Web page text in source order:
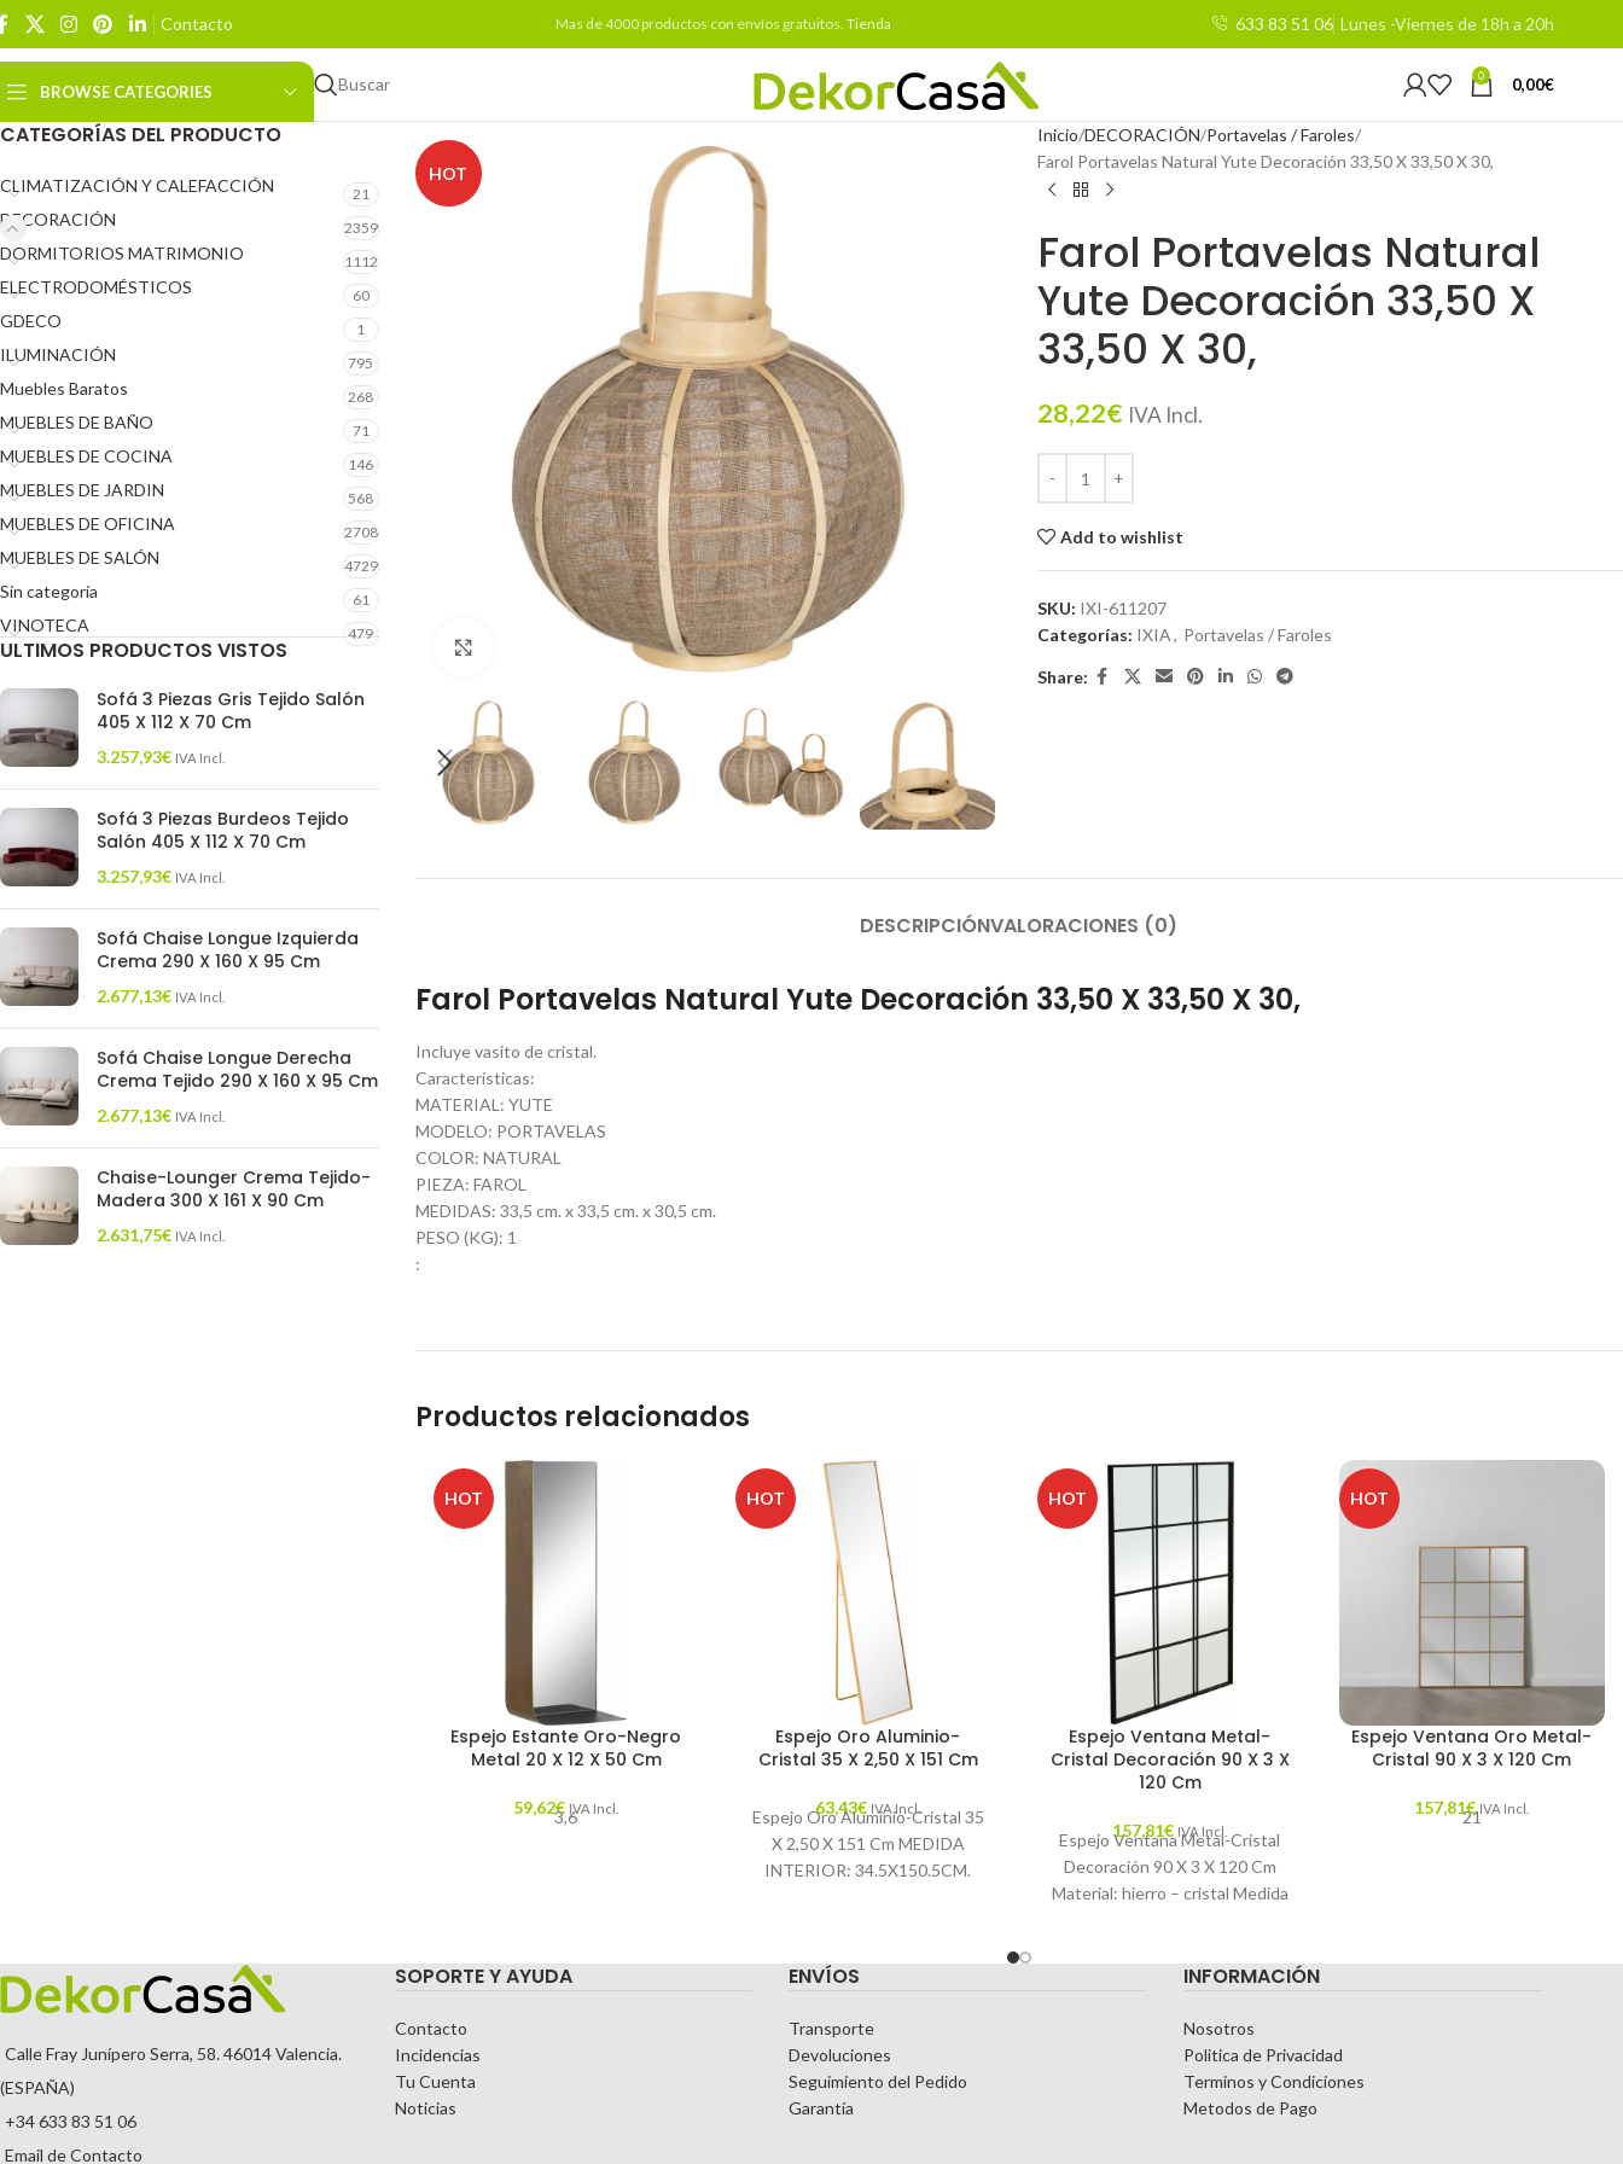
Contacto Mas de 4000 productos con envíos gratuitos. Tienda 633 83 51 06 Lunes -Viernes de 18h a 20h
BROWSE CATEGORIES Buscar 0 0,00€
CATEGORÍAS DEL PRODUCTO
CLIMATIZACIÓN Y CALEFACCIÓN 21
DECORACIÓN 2359
DORMITORIOS MATRIMONIO 1112
ELECTRODOMÉSTICOS 60
GDECO 1
ILUMINACIÓN 795
Muebles Baratos 268
MUEBLES DE BAÑO 71
MUEBLES DE COCINA 146
MUEBLES DE JARDIN 568
MUEBLES DE OFICINA 2708
MUEBLES DE SALÓN 4729
Sin categoría 61
VINOTECA 479
ULTIMOS PRODUCTOS VISTOS
Sofá 3 Piezas Gris Tejido Salón
405 X 112 X 70 Cm
3.257,93€ IVA Incl.
Sofá 3 Piezas Burdeos Tejido
Salón 405 X 112 X 70 Cm
3.257,93€ IVA Incl.
Sofá Chaise Longue Izquierda
Crema 290 X 160 X 95 Cm
2.677,13€ IVA Incl.
Sofá Chaise Longue Derecha
Crema Tejido 290 X 160 X 95 Cm
2.677,13€ IVA Incl.
Chaise-Lounger Crema Tejido-
Madera 300 X 161 X 90 Cm
2.631,75€ IVA Incl.
HOT
Inicio DECORACIÓN Portavelas / Faroles
Farol Portavelas Natural Yute Decoración 33,50 X 33,50 X 30,
Farol Portavelas Natural
Yute Decoración 33,50 X
33,50 X 30,
28,22€ IVA Incl.
Add to wishlist
SKU: IXI-611207
Categorías: IXIA, Portavelas / Faroles
Share:
DESCRIPCIÓNVALORACIONES (0)
Farol Portavelas Natural Yute Decoración 33,50 X 33,50 X 30,
Incluye vasito de cristal.
Características:
MATERIAL: YUTE
MODELO: PORTAVELAS
COLOR: NATURAL
PIEZA: FAROL
MEDIDAS: 33,5 cm. x 33,5 cm. x 30,5 cm.
PESO (KG): 1
:
Productos relacionados
HOT
Espejo Estante Oro-Negro
Metal 20 X 12 X 50 Cm
59,62€ IVA Incl.
3,6
HOT
Espejo Oro Aluminio-
Cristal 35 X 2,50 X 151 Cm
63,43€ IVA Incl.
Espejo Oro Aluminio-Cristal 35
X 2,50 X 151 Cm MEDIDA
INTERIOR: 34.5X150.5CM.
COLOR: ORO PIEZA:
HOT
Espejo Ventana Metal-
Cristal Decoración 90 X 3 X
120 Cm
157,81€ IVA Incl.
Espejo Ventana Metal-Cristal
Decoración 90 X 3 X 120 Cm
Material: hierro – cristal Medida
HOT
Espejo Ventana Oro Metal-
Cristal 90 X 3 X 120 Cm
157,81€ IVA Incl.
21
Calle Fray Junípero Serra, 58. 46014 Valencia.
(ESPAÑA)
+34 633 83 51 06
Email de Contacto
SOPORTE Y AYUDA
Contacto
Incidencias
Tu Cuenta
Noticias
ENVÍOS
Transporte
Devoluciones
Seguimiento del Pedido
Garantía
INFORMACIÓN
Nosotros
Politica de Privacidad
Terminos y Condiciones
Metodos de Pago